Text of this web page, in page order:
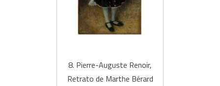
8. Pierre-Auguste Renoir,
Retrato de Marthe Bérard